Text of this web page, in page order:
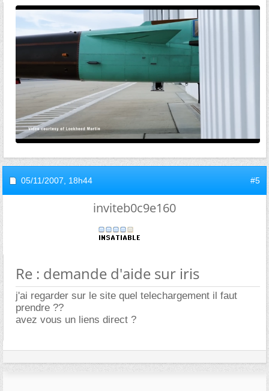
05/11/2007, 18h44 #5
inviteb0c9e160
Re : demande d'aide sur iris
j'ai regarder sur le site quel telechargement il faut
prendre ??
avez vous un liens direct ?